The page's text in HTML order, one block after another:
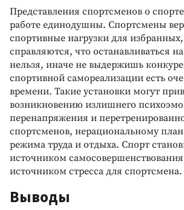
Представления спортсменов о
работе единодушны. Спортсмены
спортивные нагрузки для
справляются, что останавливаться
нельзя, иначе не выдержишь
спортивной самореализации есть
времени. Такие установки могут
возникновению излишнего
перенапряжения и
спортсменов, нерациональному
режима труда и отдыха. Спорт
источником
источником стресса для спортсмена.
Выводы